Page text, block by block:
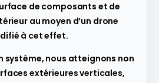
de composants et de
au moyen d’un drone
à cet effet.
système, nous atteignons non
extérieures verticales,